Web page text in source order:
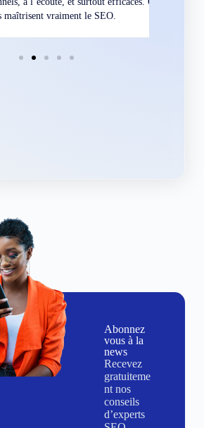
vraiment le SEO.
Abonnez
vous à la
news
Recevez
gratuiteme
nt nos
conseils
d’experts